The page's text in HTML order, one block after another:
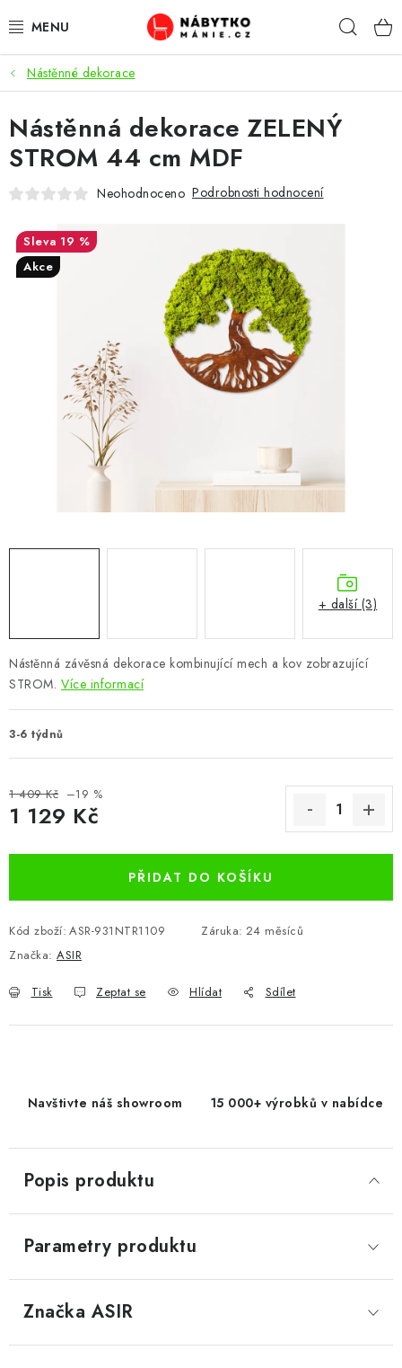
na
OBÝVACÍ POKOJ
KUCHYŇ A JÍDELNA
LOŽNICE
KANCELÁŘ / PRACOVNA
CHOVATELSKÉ POTŘEBY
DOPLŇKY A DEKORACE
OSTATNÍ
VÝPRODEJ
Vše o nákupu Info
Nástěnné dekorace
Nástěnná závěsná dekorace kombinující mech a kov zobrazující
STROM. Více informací
3-6 týdnů
1 409 Kč –19 %
1 129 Kč
PŘIDAT DO KOŠÍKU
Kód zboží: ASR-931NTR1109 Záruka: 24 měsíců
Značka: ASIR
Tisk Zeptat se Hlídat Sdílet
Nástěnná dekorace ZELENÝ
STROM 44 cm MDF
Neohodnoceno Podrobnosti hodnocení
19 %
Akce
+ další (3)
Navštivte náš showroom 15 000+ výrobků v nabídce
Popis produktu
Parametry produktu
Značka ASIR